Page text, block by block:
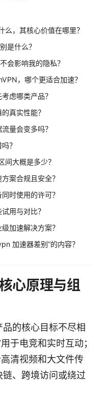
么，其核心价值在哪里？
是什么？
会影响我的隐私？
，哪个更适合加速？
虑哪类产品？
真实性能？
量会变多吗？
？
间大概是多少？
案合规且安全？
时使用的许可？
用与对比？
加速解决方案？
加速器差别”的内容？
心原理与组
品的核心目标不尽相
于电竞和实时互动；
清视频和大文件传
、跨境访问或绕过